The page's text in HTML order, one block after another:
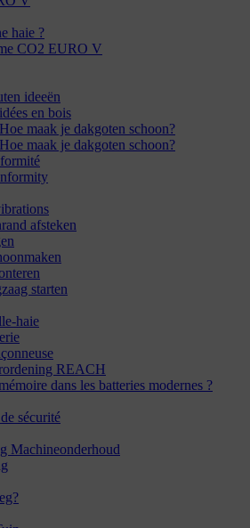
haie ?
CO2 EURO V
ideeën
en bois
maak je dakgoten schoon?
maak je dakgoten schoon?
afsteken
starten
haie
REACH
dans les batteries modernes ?
sécurité
Machineonderhoud